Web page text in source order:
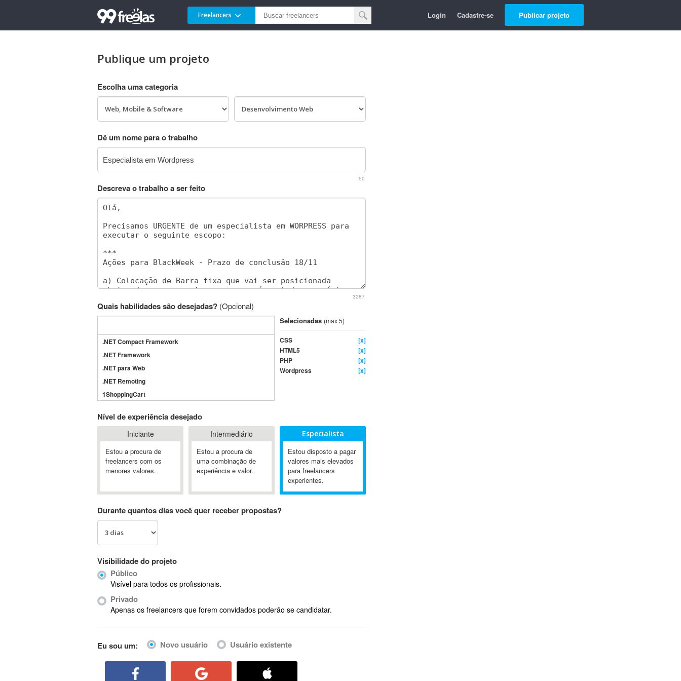
Freelancers Login Cadastre-se Publicar projeto
Publique um projeto
Escolha uma categoria
Dê um nome para o trabalho
50
Descreva o trabalho a ser feito
3287
Quais habilidades são desejadas? (Opcional)
.NET Compact Framework
.NET Framework
.NET para Web
.NET Remoting
1ShoppingCart
3GSM
4D Dimension
802.11
A&P
A-GPS
Ab Initio
ABIS
AbleCommerce
Ableton Live
Abstract Window Toolkit (AWT)
Selecionadas (max 5)
CSS
[x]
HTML5
[x]
PHP
[x]
Wordpress
[x]
Nível de experiência desejado
Iniciante
Estou a procura de
freelancers com os
menores valores.
Intermediário
Estou a procura de
uma combinação de
experiência e valor.
Especialista
Estou disposto a pagar
valores mais elevados
para freelancers
experientes.
Durante quantos dias você quer receber propostas?
Visibilidade do projeto
Público
Visível para todos os profissionais.
Privado
Apenas os freelancers que forem convidados poderão se candidatar.
Eu sou um: Novo usuário Usuário existente